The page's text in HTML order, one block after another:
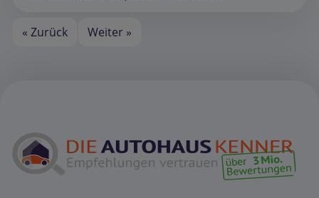
« Zurück Weiter »